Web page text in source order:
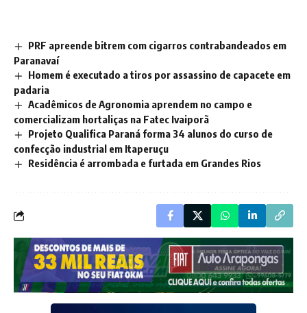
PRF apreende bitrem com cigarros contrabandeados em
Paranavaí
Homem é executado a tiros por assassino de capacete em
padaria
Acadêmicos de Agronomia aprendem no campo e
comercializam hortaliças na Fatec Ivaiporã
Projeto Qualifica Paraná forma 34 alunos do curso de
confecção industrial em Itaperuçu
Residência é arrombada e furtada em Grandes Rios